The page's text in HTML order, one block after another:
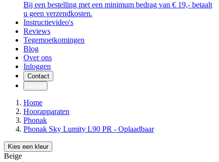
Bij een bestelling met een minimum bedrag van € 19,- betaalt
u geen verzendkosten.
Instructievideo's
Reviews
Tegemoetkomingen
Blog
Over ons
Inloggen
Contact
Home
Hoorapparaten
Phonak
Phonak Sky Lumity L90 PR - Oplaadbaar
Kies een kleur
Beige